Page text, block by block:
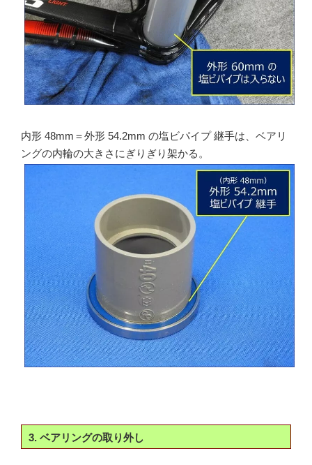
内形 48mm＝外形 54.2mm の塩ビパイプ 継手は、ベアリ
ングの内輪の大きさにぎりぎり架かる。
3. ベアリングの取り外し